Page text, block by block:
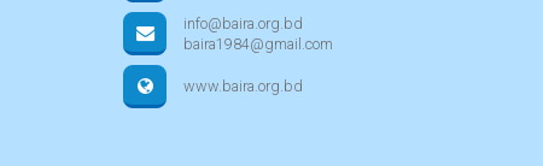
info@baira.org.bd
baira1984@gmail.com
www.baira.org.bd